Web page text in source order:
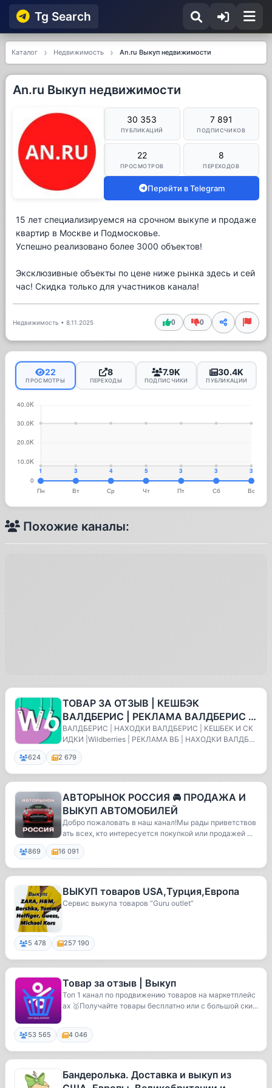
Tg Searсh
Каталог Недвижимость Аn.ru Выкуп недвижимости
Аn.ru Выкуп недвижимости
30 353
ПУБЛИКАЦИЙ
7 891
ПОДПИСЧИКОВ
22
ПРОСМОТРОВ
8
ПЕРЕХОДОВ
Перейти в Telegram
15 лет специализируемся на срочном выкупе и продаже
квартир в Москве и Подмосковье.
Успешно реализовано более 3000 объектов!
Эксклюзивные объекты по цене ниже рынка здесь и сей
час! Скидка только для участников канала!
Недвижимость • 8.11.2025 0 0
22
ПРОСМОТРЫ
8
ПЕРЕХОДЫ
7.9K
ПОДПИСЧИКИ
30.4K
ПУБЛИКАЦИИ
Похожие каналы:
ТОВАР ЗА ОТЗЫВ | КЕШБЭК
ВАЛДБЕРИС | РЕКЛАМА ВАЛДБЕРИС |
ВЫКУП | КЕШБЕК | ОЗОН РЕКЛАМА |
ВЫКУП ВАЛДБЕ
ВАЛДБЕРИС | НАХОДКИ ВАЛДБЕРИС | КЕШБЕК И СК
ИДКИ |Wildberries | РЕКЛАМА ВБ | НАХОДКИ ВАЛДБЕР
ИС | Т...
624 2 679
АВТОРЫНОК РОССИЯ 🚘 ПРОДАЖА И
ВЫКУП АВТОМОБИЛЕЙ
Добро пожаловать в наш канал!Мы рады приветствов
ать всех, кто интересуется покупкой или продажей ...
869 16 091
ВЫКУП товаров USA,Турция,Европа
Сервис выкупа товаров “Guru outlet”
5 478 257 190
Товар за отзыв | Выкуп
Топ 1 канал по продвижению товаров на маркетплейс
ах 🥇Получайте товары бесплатно или с большой ски...
53 565 4 046
Бандеролька. Доставка и выкуп из